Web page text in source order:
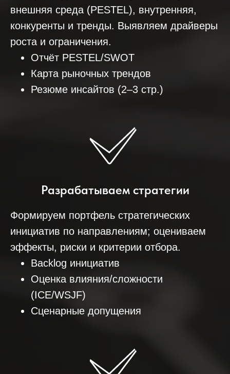
внешняя среда (PESTEL), внутренняя,
конкуренты и тренды. Выявляем драйверы
роста и ограничения.
Отчёт PESTEL/SWOT
Карта рыночных трендов
Резюме инсайтов (2–3 стр.)
Разрабатываем стратегии
Формируем портфель стратегических
инициатив по направлениям; оцениваем
эффекты, риски и критерии отбора.
Backlog инициатив
Оценка влияния/сложности
(ICE/WSJF)
Сценарные допущения